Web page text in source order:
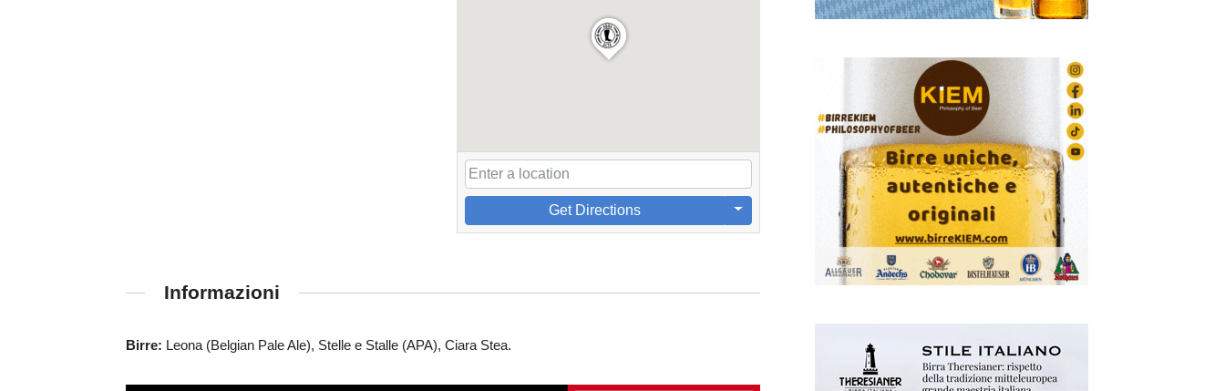
Get Directions
Informazioni
Birre: Leona (Belgian Pale Ale), Stelle e Stalle (APA), Ciara Stea.